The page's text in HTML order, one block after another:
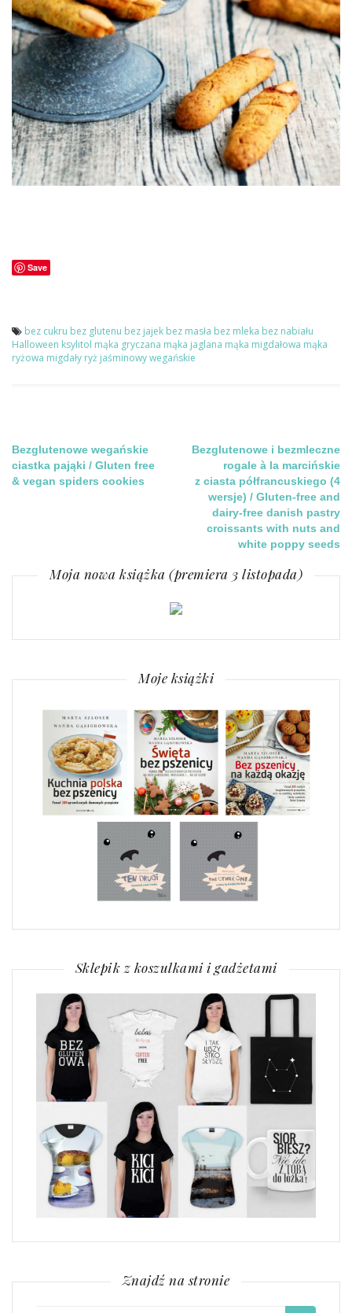
Save
bez cukru bez glutenu bez jajek bez masła bez mleka bez nabiału
Halloween ksylitol mąka gryczana mąka jaglana mąka migdałowa mąka
ryżowa migdały ryż jaśminowywegańskie
Nawigacja
wpisu
Bezglutenowe wegańskie
ciastka pająki / Gluten free
& vegan spiders cookies
Bezglutenowe i bezmleczne
rogale à la marcińskie
z ciasta półfrancuskiego (4
wersje) / Gluten-free and
dairy-free danish pastry
croissants with nuts and
white poppy seeds
Moja nowa książka (premiera 3 listopada)
Moje książki
Sklepik z koszulkami i gadżetami
Znajdź na stronie